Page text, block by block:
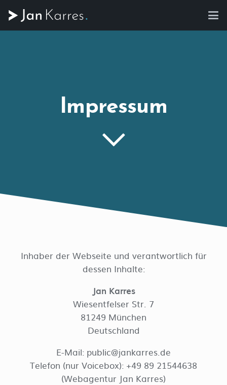
Impressum
Inhaber der Webseite und verantwortlich für
dessen Inhalte:
Jan Karres
Wiesentfelser Str. 7
81249 München
Deutschland
E-Mail: public@jankarres.de
Telefon (nur Voicebox): +49 89 21544638
(Webagentur Jan Karres)